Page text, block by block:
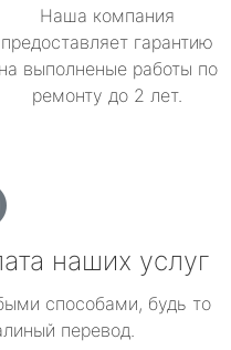
Наша компания
предоставляет гарантию
на выполненые работы по
ремонту до 2 лет.
наших услуг
способами, будь то
перевод.